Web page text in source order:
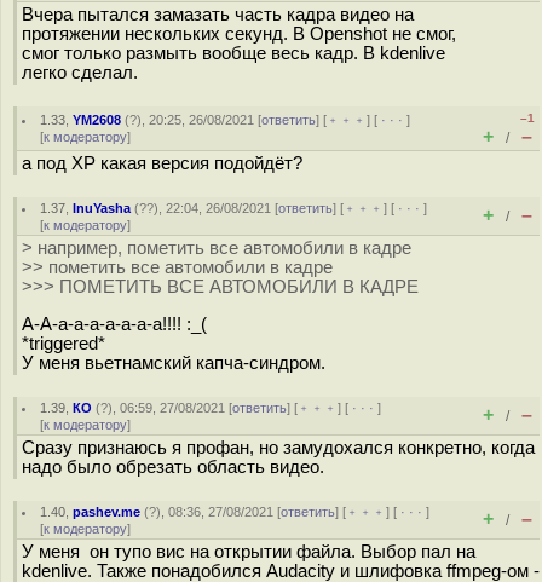
Вчера пытался замазать часть кадра видео на
протяжении нескольких секунд. В Openshot не смог,
смог только размыть вообще весь кадр. В kdenlive
легко сделал.
1.33 ,YM2608 (?), 20:25, 26/08/2021 [ответить] [ ﹢﹢﹢] [ · · ·]
[к модератору]
–1
+ / –
а под ХР какая версия подойдёт?
1.37 ,InuYasha (??), 22:04, 26/08/2021 [ответить] [ ﹢﹢﹢] [ · · ·]
[к модератору] + / –
> например, пометить все автомобили в кадре
>> пометить все автомобили в кадре
>>> ПОМЕТИТЬ ВСЕ АВТОМОБИЛИ В КАДРЕ
А-А-а-а-а-а-а-а-а!!!! :_(
*triggered*
У меня вьетнамский капча-синдром.
1.39 ,КО (?), 06:59, 27/08/2021 [ответить] [ ﹢﹢﹢] [ · · ·]
[к модератору] + / –
Сразу признаюсь я профан, но замудохался конкретно, когда
надо было обрезать область видео.
1.40 ,pashev.me (?), 08:36, 27/08/2021 [ответить] [ ﹢﹢﹢] [ · · ·]
[к модератору] + / –
У меня он тупо вис на открытии файла. Выбор пал на
kdenlive. Также понадобился Audacity и шлифовка ffmpeg-ом -